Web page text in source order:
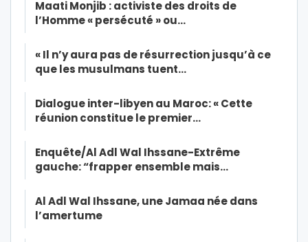
Maati Monjib : activiste des droits de
l’Homme « persécuté » ou…
« Il n’y aura pas de résurrection jusqu’à ce
que les musulmans tuent…
Dialogue inter-libyen au Maroc: « Cette
réunion constitue le premier…
Enquête/Al Adl Wal Ihssane-Extrême
gauche: “frapper ensemble mais…
Al Adl Wal Ihssane, une Jamaa née dans
l’amertume